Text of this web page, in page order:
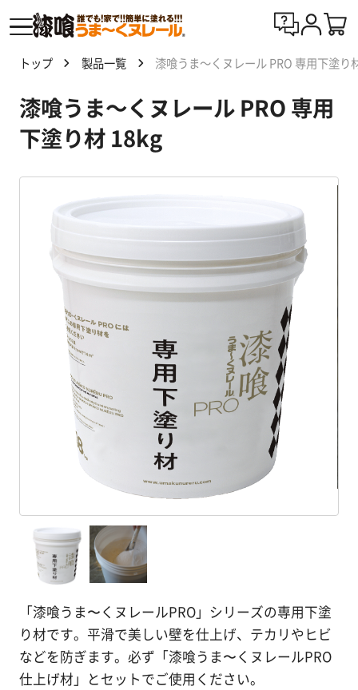
う
ま〜
くヌ
ルと
体
施
工
例
トップ 製品一覧 漆喰うま～くヌレール PRO 専用下塗り
漆喰うま～くヌレール PRO 専用
下塗り材 18kg
「漆喰うま〜くヌレールPRO」シリーズの専用下塗
り材です。平滑で美しい壁を仕上げ、テカリやヒビ
などを防ぎます。必ず「漆喰うま〜くヌレールPRO
仕上げ材」とセットでご使用ください。